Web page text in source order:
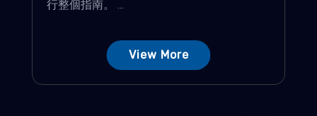
行整個指南。 ...
View More